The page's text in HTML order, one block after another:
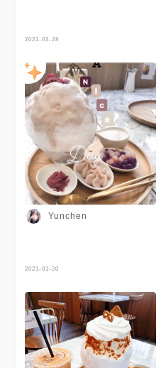
本來就緩更的🐸接下來可能更緩
棒棒的美食，各位客官覺得如何
🤔 (🐸的租屋處不能開火，沒有
自煮選項QQ
2021-03-28
Yunchen
2021-01-20